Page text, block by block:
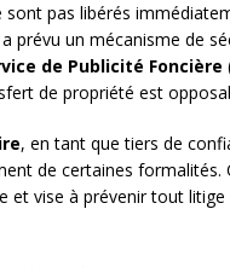
pas libérés
prévu un mécanisme de
de Publicité Foncière
de propriété est
, en tant que tiers de
de certaines formalités.
et vise à prévenir tout